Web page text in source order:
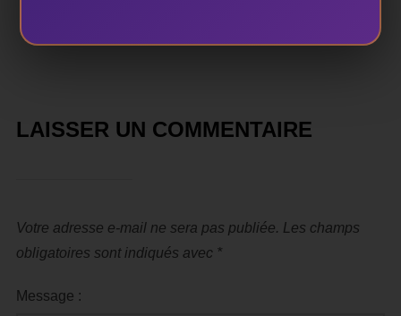
LAISSER UN COMMENTAIRE
Votre adresse e-mail ne sera pas publiée. Les champs
obligatoires sont indiqués avec *
Message :